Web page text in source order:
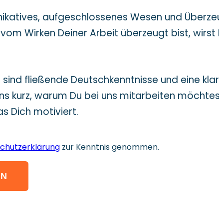
aufgeschlossenes Wesen und
Wirken Deiner Arbeit überzeugt bist, wirst
fließende Deutschkenntnisse und eine
kurz, warum Du bei uns mitarbeiten
Dich motiviert.
zur Kenntnis genommen.